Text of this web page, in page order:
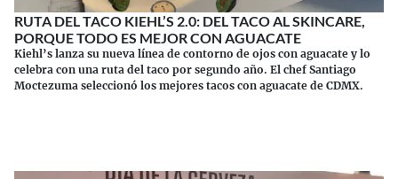
RUTA DEL TACO KIEHL’S 2.0: DEL TACO AL SKINCARE,
PORQUE TODO ES MEJOR CON AGUACATE
Kiehl’s lanza su nueva línea de contorno de ojos con aguacate y lo
celebra con una ruta del taco por segundo año. El chef Santiago
Moctezuma seleccionó los mejores tacos con aguacate de CDMX.